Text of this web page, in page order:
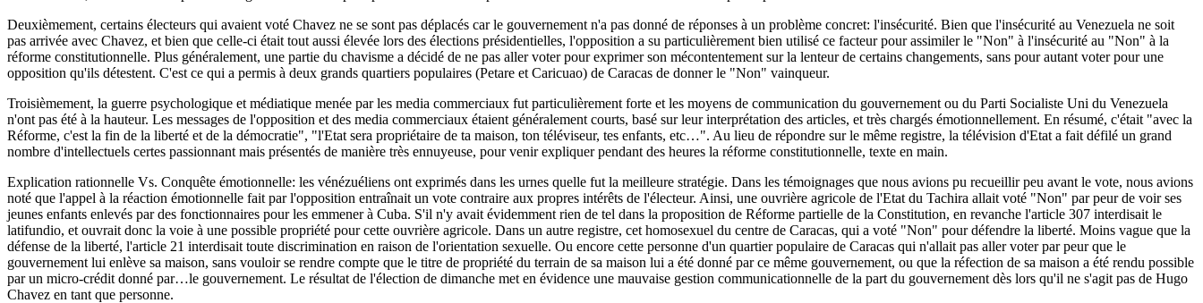
Deuxièmement, certains électeurs qui avaient voté Chavez ne se sont pas déplacés car le gouvernement n'a pas donné de réponses à un problème concret: l'insécurité. Bien que l'insécurité au Venezuela ne soit
pas arrivée avec Chavez, et bien que celle-ci était tout aussi élevée lors des élections présidentielles, l'opposition a su particulièrement bien utilisé ce facteur pour assimiler le "Non" à l'insécurité au "Non" à la
réforme constitutionnelle. Plus généralement, une partie du chavisme a décidé de ne pas aller voter pour exprimer son mécontentement sur la lenteur de certains changements, sans pour autant voter pour une
opposition qu'ils détestent. C'est ce qui a permis à deux grands quartiers populaires (Petare et Caricuao) de Caracas de donner le "Non" vainqueur.
Troisièmement, la guerre psychologique et médiatique menée par les media commerciaux fut particulièrement forte et les moyens de communication du gouvernement ou du Parti Socialiste Uni du Venezuela
n'ont pas été à la hauteur. Les messages de l'opposition et des media commerciaux étaient généralement courts, basé sur leur interprétation des articles, et très chargés émotionnellement. En résumé, c'était "avec la
Réforme, c'est la fin de la liberté et de la démocratie", "l'Etat sera propriétaire de ta maison, ton téléviseur, tes enfants, etc…". Au lieu de répondre sur le même registre, la télévision d'Etat a fait défilé un grand
nombre d'intellectuels certes passionnant mais présentés de manière très ennuyeuse, pour venir expliquer pendant des heures la réforme constitutionnelle, texte en main.
Explication rationnelle Vs. Conquête émotionnelle: les vénézuéliens ont exprimés dans les urnes quelle fut la meilleure stratégie. Dans les témoignages que nous avions pu recueillir peu avant le vote, nous avions
noté que l'appel à la réaction émotionnelle fait par l'opposition entraînait un vote contraire aux propres intérêts de l'électeur. Ainsi, une ouvrière agricole de l'Etat du Tachira allait voté "Non" par peur de voir ses
jeunes enfants enlevés par des fonctionnaires pour les emmener à Cuba. S'il n'y avait évidemment rien de tel dans la proposition de Réforme partielle de la Constitution, en revanche l'article 307 interdisait le
latifundio, et ouvrait donc la voie à une possible propriété pour cette ouvrière agricole. Dans un autre registre, cet homosexuel du centre de Caracas, qui a voté "Non" pour défendre la liberté. Moins vague que la
défense de la liberté, l'article 21 interdisait toute discrimination en raison de l'orientation sexuelle. Ou encore cette personne d'un quartier populaire de Caracas qui n'allait pas aller voter par peur que le
gouvernement lui enlève sa maison, sans vouloir se rendre compte que le titre de propriété du terrain de sa maison lui a été donné par ce même gouvernement, ou que la réfection de sa maison a été rendu possible
par un micro-crédit donné par…le gouvernement. Le résultat de l'élection de dimanche met en évidence une mauvaise gestion communicationnelle de la part du gouvernement dès lors qu'il ne s'agit pas de Hugo
Chavez en tant que personne.